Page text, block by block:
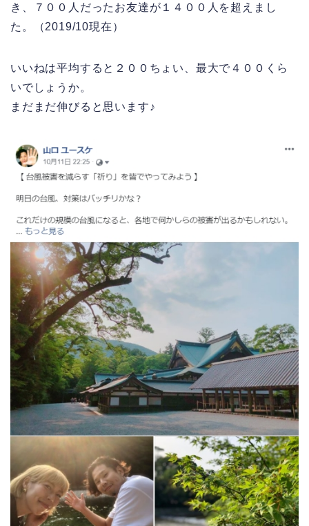
き、７００人だったお友達が１４００人を超えまし
た。（2019/10現在）
いいねは平均すると２００ちょい、最大で４００くら
いでしょうか。
まだまだ伸びると思います♪